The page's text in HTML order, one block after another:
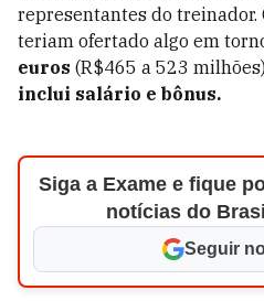
representantes do treinador.
teriam ofertado algo em
euros (R$465 a 523
inclui salário e bônus.
Siga a Exame e fique
notícias do
Seguir